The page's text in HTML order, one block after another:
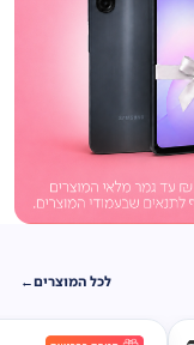
לכל המוצרים